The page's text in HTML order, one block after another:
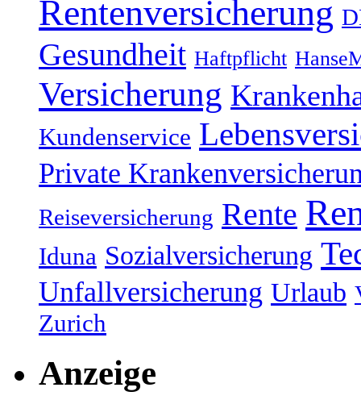
Rentenversicherung
Gesundheit Haftpflicht
Versicherung
Kundenservice
Private
Reiseversicherung Rente
Iduna Sozialversicherung
Unfallversicherung Urlaub
Zurich
Anzeige